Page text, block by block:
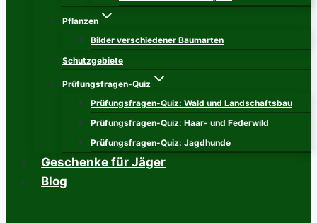
Pflanzen
Bilder verschiedener Baumarten
Schutzgebiete
Prüfungsfragen-Quiz
Prüfungsfragen-Quiz: Wald und Landschaftsbau
Prüfungsfragen-Quiz: Haar- und Federwild
Prüfungsfragen-Quiz: Jagdhunde
Geschenke für Jäger
Blog